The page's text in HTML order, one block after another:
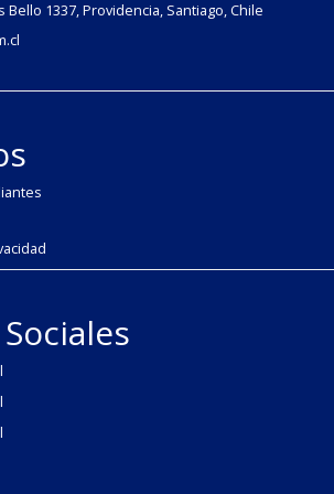
Bello 1337, Providencia, Santiago, Chile